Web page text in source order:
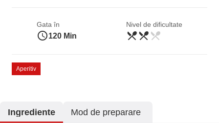
Gata în
access_time120 Min
Nivel de dificultate
Mediu
restaurant_menurestaurant_menu restaurant_menu
Aperitiv
Ingrediente Mod de preparare